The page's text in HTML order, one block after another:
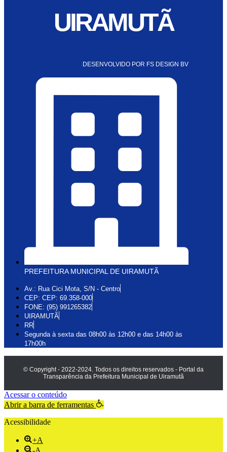
UIRAMUTÃ
DESENVOLVIDO POR FS DESIGN BV
PREFEITURA MUNICIPAL DE UIRAMUTÃ
Av.: Rua Cici Mota, S/N - Centro
CEP: CEP: 69.358-000
FONE: (95) 991265382
UIRAMUTÃ
RR
Segunda à sexta das 08h00 às 12h00 e das 14h00 às
17h00h
© Copyright - 2022-2024. Todos os direitos reservados - Portal da
Transparência da Prefeitura Municipal de Uiramutã
Acessar o conteúdo
Abrir a barra de ferramentas
Acessibilidade
+A
-A